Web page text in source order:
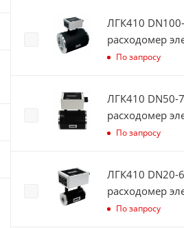
ЛГК410
расходомер
По запросу
ЛГК410 DN50-
расходомер
По запросу
ЛГК410 DN20-
расходомер
По запросу